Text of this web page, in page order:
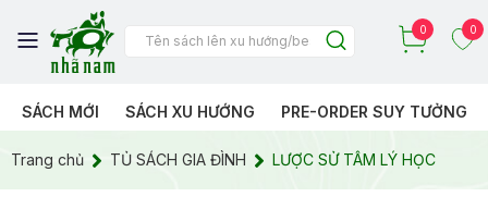
0 0
SÁCH MỚI SÁCH XU HƯỚNG PRE-ORDER SUY TƯỞNG
Trang chủ TỦ SÁCH GIA ĐÌNH LƯỢC SỬ TÂM LÝ HỌC